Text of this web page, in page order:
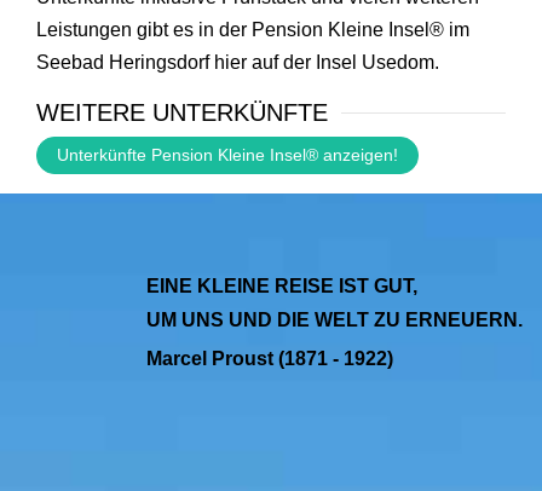
Leistungen gibt es in der Pension Kleine Insel® im
Seebad Heringsdorf hier auf der Insel Usedom.
WEITERE UNTERKÜNFTE
Unterkünfte Pension Kleine Insel® anzeigen!
EINE KLEINE REISE IST GUT,
UM UNS UND DIE WELT ZU ERNEUERN.
Marcel Proust (1871 - 1922)